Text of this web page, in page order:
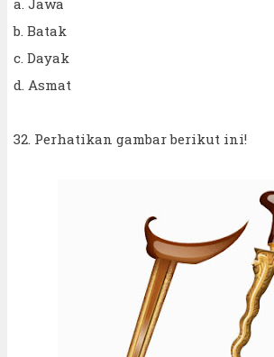
b. Batak
c. Dayak
d. Asmat
32. Perhatikan gambar berikut ini!